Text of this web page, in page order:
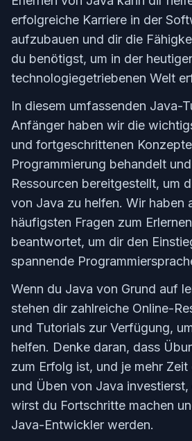
erfolgreiche Karriere in der
aufzubauen und dir die
du benötigst, um in der
technologiegetriebenen Welt
In diesem umfassenden Java-
Anfänger haben wir die
und fortgeschrittenen
Programmierung behandelt
Ressourcen bereitgestellt, um
von Java zu helfen. Wir haben
häufigsten Fragen zum
beantwortet, um dir den
spannende
Wenn du Java von Grund auf
stehen dir zahlreiche Online-
und Tutorials zur Verfügung,
helfen. Denke daran, dass
zum Erfolg ist, und je mehr Zeit
und Üben von Java
wirst du Fortschritte machen
Java-Entwickler werden.